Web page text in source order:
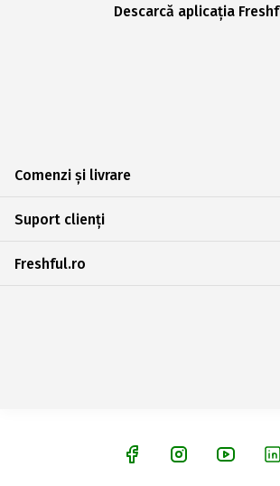
Descarcă aplicația
Comenzi și livrare
Suport clienți
Freshful.ro